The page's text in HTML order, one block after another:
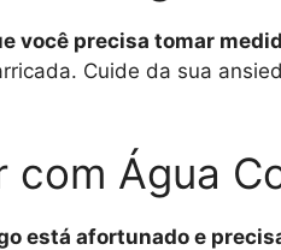
você precisa tomar
Cuide da sua
com Água
está afortunado e